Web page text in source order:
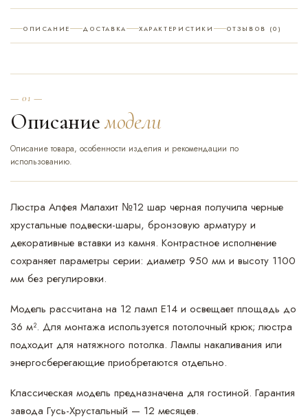
ОПИСАНИЕ ДОСТАВКА ХАРАКТЕРИСТИКИ ОТЗЫВОВ (0)
— 01 —
Описаниемодели
Описание товара, особенности изделия и рекомендации по
использованию.
Люстра Алфея Малахит №12 шар черная получила черные
хрустальные подвески-шары, бронзовую арматуру и
декоративные вставки из камня. Контрастное исполнение
сохраняет параметры серии: диаметр 950 мм и высоту 1100
мм без регулировки.
Модель рассчитана на 12 ламп Е14 и освещает площадь до
36 м². Для монтажа используется потолочный крюк; люстра
подходит для натяжного потолка. Лампы накаливания или
энергосберегающие приобретаются отдельно.
Классическая модель предназначена для гостиной. Гарантия
завода Гусь-Хрустальный — 12 месяцев.